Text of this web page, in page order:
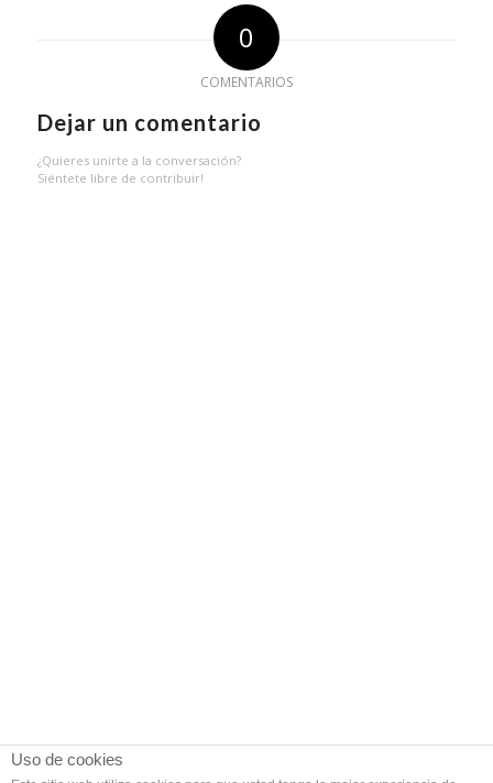
0
COMENTARIOS
Dejar un comentario
¿Quieres unirte a la conversación?
Siéntete libre de contribuir!
Uso de cookies